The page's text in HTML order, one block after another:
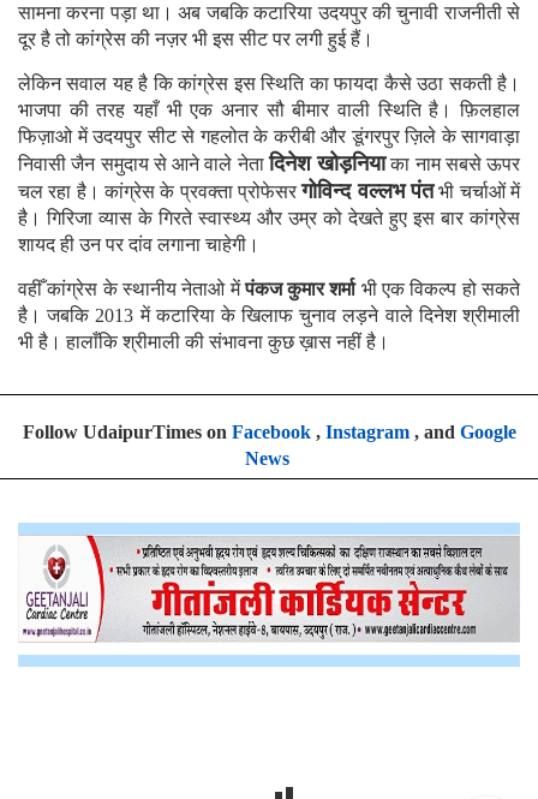
सामना करना पड़ा था। अब जबकि कटारिया उदयपुर की चुनावी राजनीती से
दूर है तो कांग्रेस की नज़र भी इस सीट पर लगी हुई हैं।
लेकिन सवाल यह है कि कांग्रेस इस स्थिति का फायदा कैसे उठा सकती है।
भाजपा की तरह यहाँ भी एक अनार सौ बीमार वाली स्थिति है। फ़िलहाल
फिज़ाओ में उदयपुर सीट से गहलोत के करीबी और डूंगरपुर ज़िले के सागवाड़ा
निवासी जैन समुदाय से आने वाले नेतादिनेश खोड़नियाका नाम सबसे ऊपर
चल रहा है। कांग्रेस के प्रवक्ता प्रोफेसरगोविन्द वल्लभ पंतभी चर्चाओं में
है। गिरिजा व्यास के गिरते स्वास्थ्य और उम्र को देखते हुए इस बार कांग्रेस
शायद ही उन पर दांव लगाना चाहेगी।
वहीँ कांग्रेस के स्थानीय नेताओ मेंपंकज कुमार शर्माभी एक विकल्प हो सकते
है। जबकि 2013 में कटारिया के खिलाफ चुनाव लड़ने वाले दिनेश श्रीमाली
भी है। हालाँकि श्रीमाली की संभावना कुछ ख़ास नहीं है।
Follow UdaipurTimes on Facebook, Instagram, and Google
News